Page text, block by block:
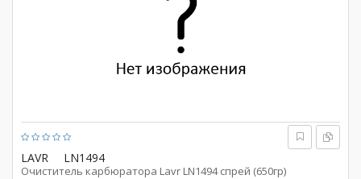
LAVR LN1494
Очиститель карбюратора Lavr LN1494 спрей (650гр)